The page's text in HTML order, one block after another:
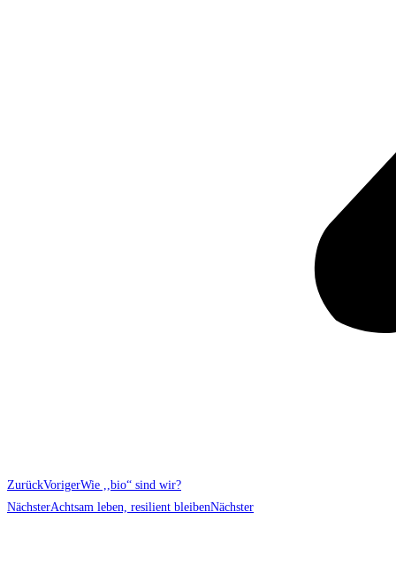
ZurückVorigerWie ,,bio“ sind wir?
NächsterAchtsam leben, resilient bleibenNächster